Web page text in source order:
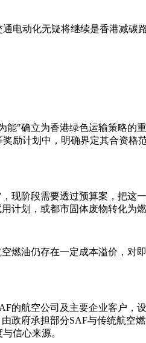
电动化无疑将继续是香港减
能"确立为香港绿色运输策略的
励计划中，明确界定其合资
现阶段需要透过预算案，把这
计划，或都市固体废物转化为
燃油仍存在一定成本溢价，对
的航空公司及主要企业客户，
政府承担部分SAF与传统航空
信心来源。